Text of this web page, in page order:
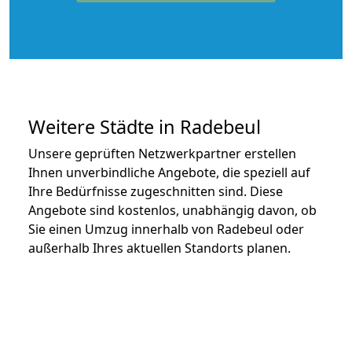
Weitere Städte in Radebeul
Unsere geprüften Netzwerkpartner erstellen
Ihnen unverbindliche Angebote, die speziell auf
Ihre Bedürfnisse zugeschnitten sind. Diese
Angebote sind kostenlos, unabhängig davon, ob
Sie einen Umzug innerhalb von Radebeul oder
außerhalb Ihres aktuellen Standorts planen.